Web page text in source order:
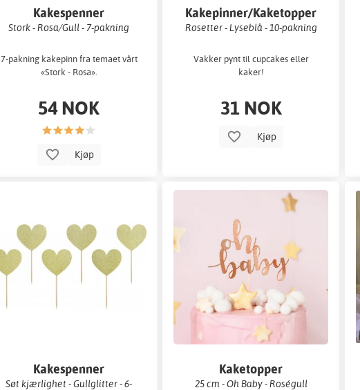
Kakespenner
Stork - Rosa/Gull - 7-pakning
7-pakning kakepinn fra temaet vårt
«Stork - Rosa».
54 NOK
Kjøp
Kakepinner/Kaketopper
Rosetter - Lyseblå - 10-pakning
Vakker pynt til cupcakes eller
kaker!
31 NOK
Kjøp
Kakespenner
Søt kjærlighet - Gullglitter - 6-
Kaketopper
25 cm - Oh Baby - Roségull